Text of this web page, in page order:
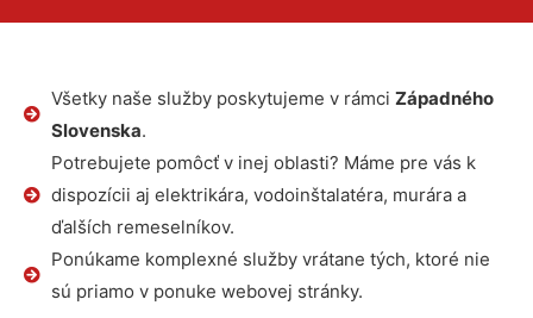
Všetky naše služby poskytujeme v rámci Západného
Slovenska.
Potrebujete pomôcť v inej oblasti? Máme pre vás k
dispozícii aj elektrikára, vodoinštalatéra, murára a
ďalších remeselníkov.
Ponúkame komplexné služby vrátane tých, ktoré nie
sú priamo v ponuke webovej stránky.